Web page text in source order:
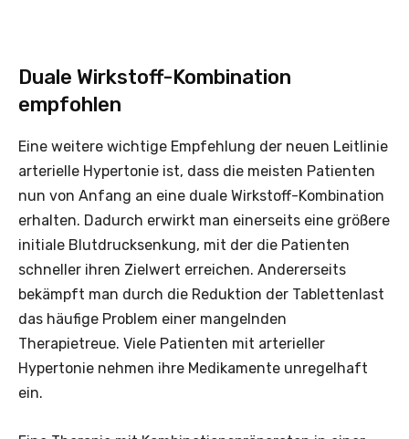
Duale Wirkstoff-Kombination
empfohlen
Eine weitere wichtige Empfehlung der neuen Leitlinie
arterielle Hypertonie ist, dass die meisten Patienten
nun von Anfang an eine duale Wirkstoff-Kombination
erhalten. Dadurch erwirkt man einerseits eine größere
initiale Blutdrucksenkung, mit der die Patienten
schneller ihren Zielwert erreichen. Andererseits
bekämpft man durch die Reduktion der Tablettenlast
das häufige Problem einer mangelnden
Therapietreue. Viele Patienten mit arterieller
Hypertonie nehmen ihre Medikamente unregelhaft
ein.